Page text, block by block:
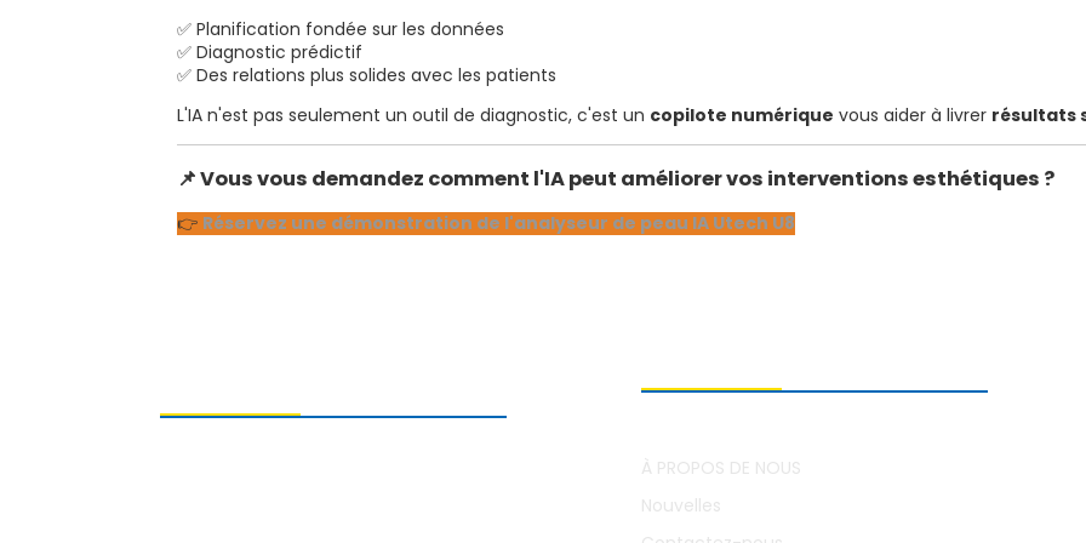
✅ Planification fondée sur les données
✅ Diagnostic prédictif
✅ Des relations plus solides avec les patients
L'IA n'est pas seulement un outil de diagnostic, c'est un copilote numérique vous aider à livrer résultats
📌Vous vous demandez comment l'IA peut améliorer vos interventions esthétiques ?
👉 Réservez une démonstration de l'analyseur de peau IA Utech U8
À PROPOS DE NOUS
Nouvelles